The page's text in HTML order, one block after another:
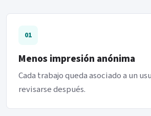
01
Menos impresión anónima
Cada trabajo queda asociado a un
revisarse después.